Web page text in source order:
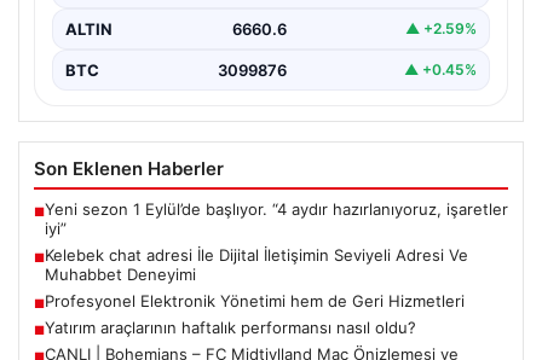
ALTIN 6660.6 ▲ +2.59%
BTC 3099876 ▲ +0.45%
Son Eklenen Haberler
■Yeni sezon 1 Eylül’de başlıyor. “4 aydır hazırlanıyoruz, işaretler
iyi”
■Kelebek chat adresi İle Dijital İletişimin Seviyeli Adresi Ve
Muhabbet Deneyimi
■Profesyonel Elektronik Yönetimi hem de Geri Hizmetleri
■Yatırım araçlarının haftalık performansı nasıl oldu?
■CANLI | Bohemians – FC Midtjylland Maç Önizlemesi ve